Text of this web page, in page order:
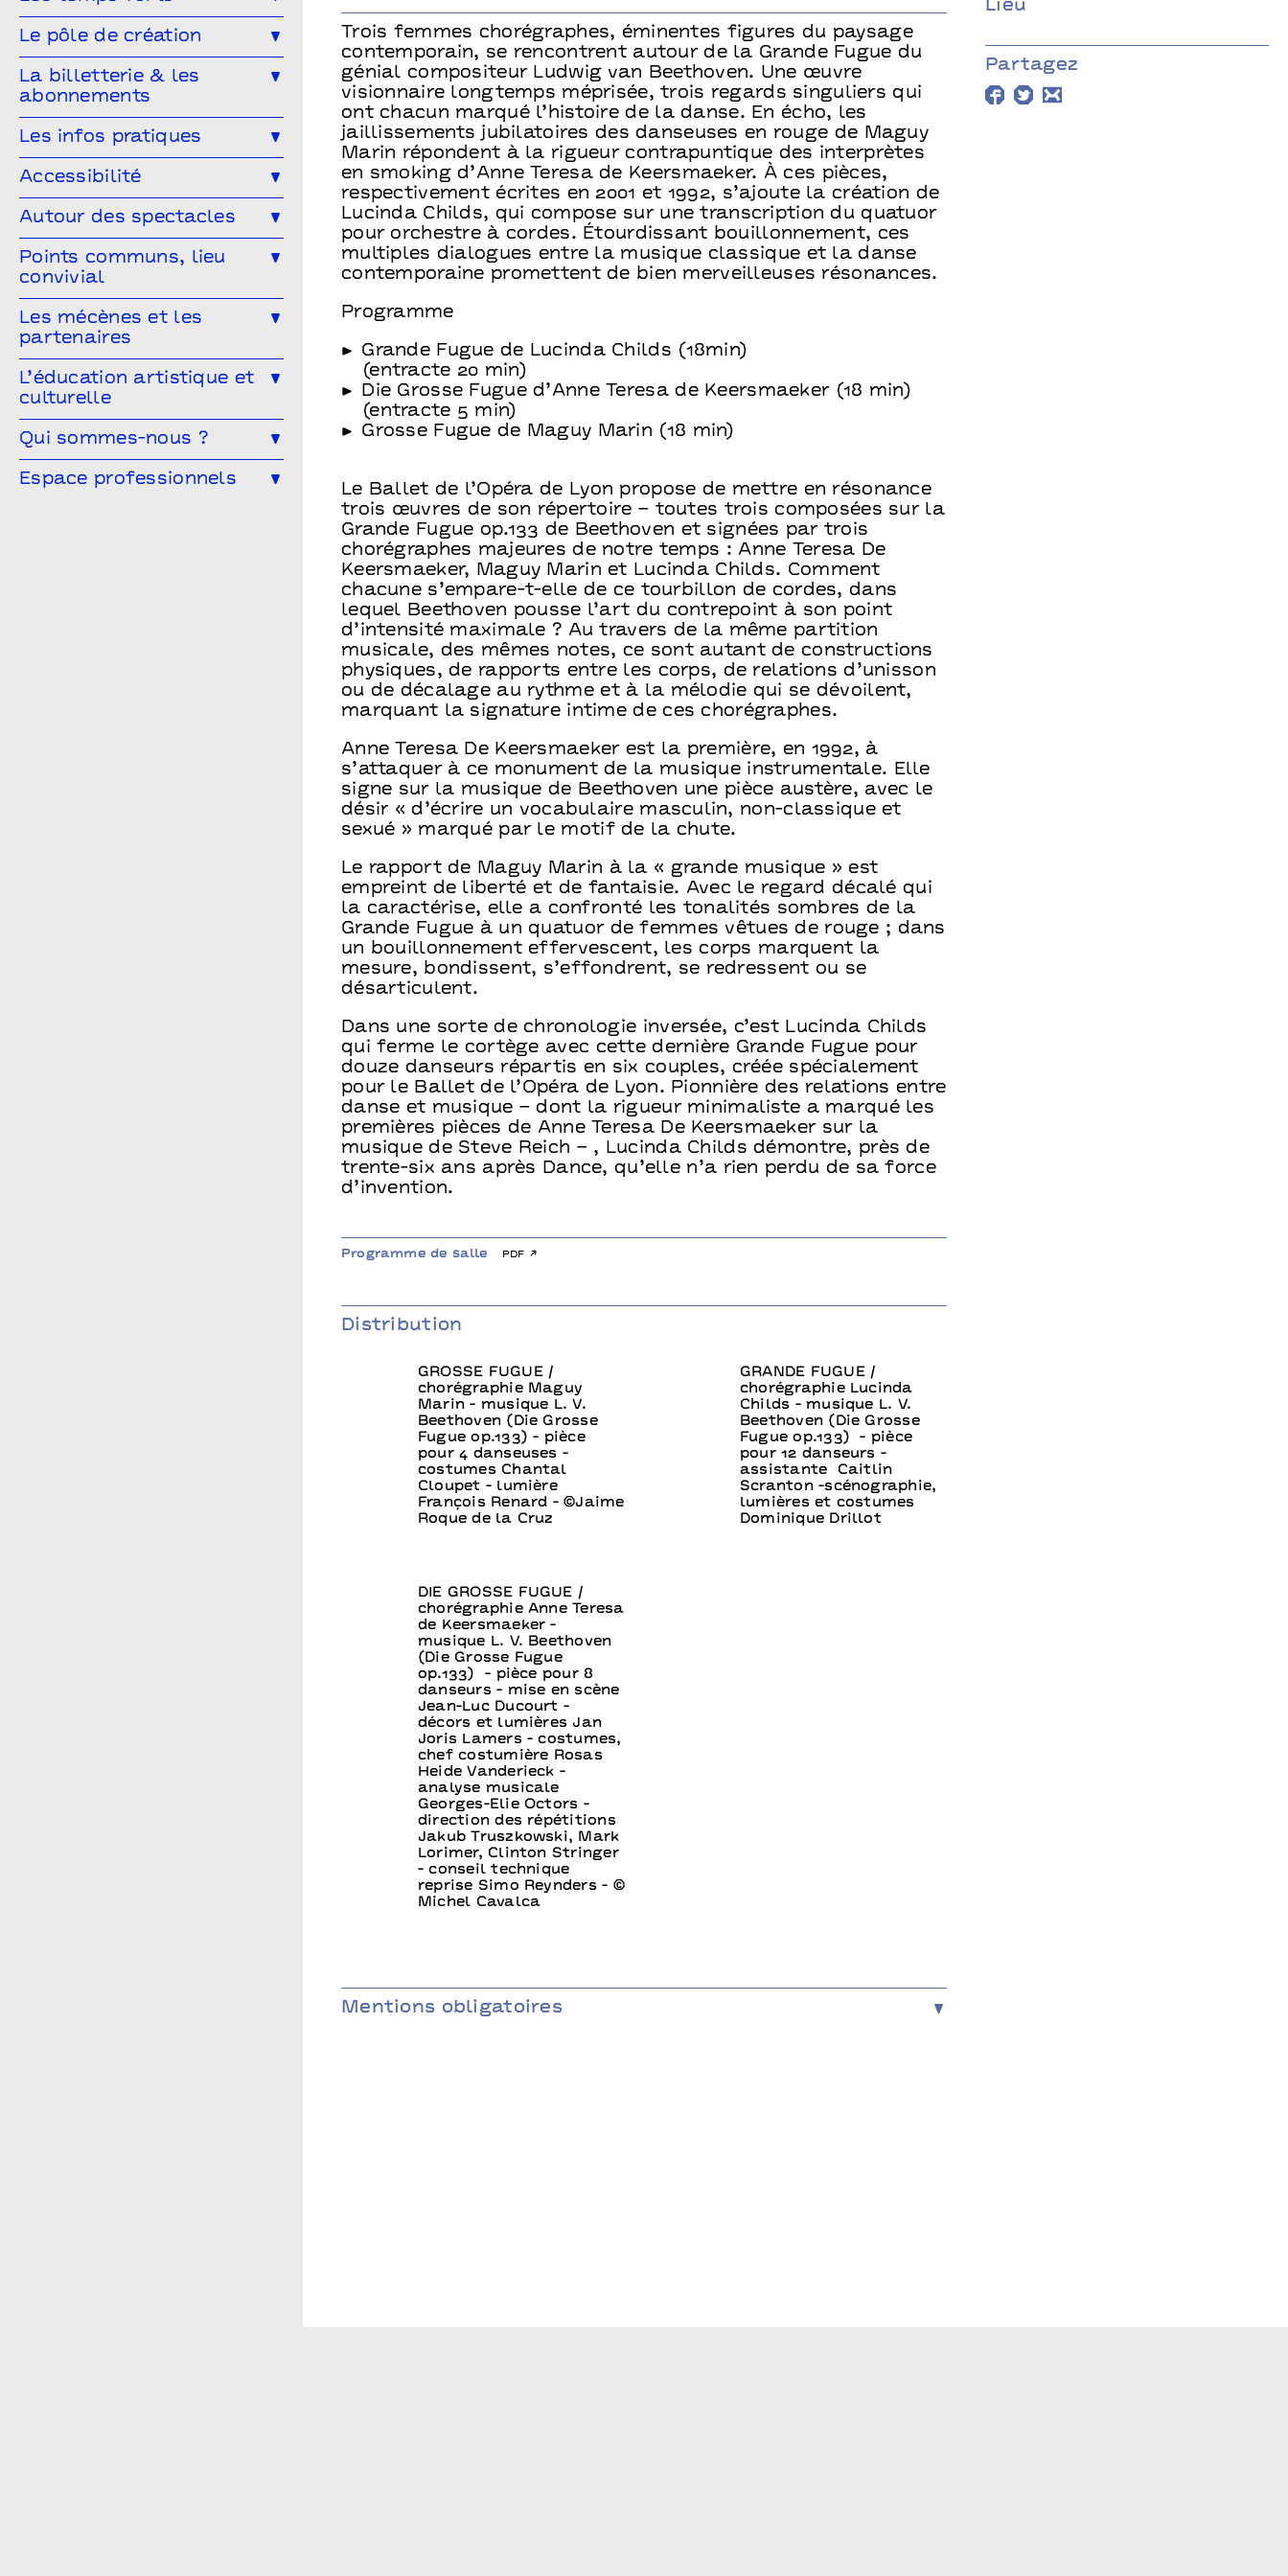
Cirque Magie Espace public
Projet participatif
En famille Ateliers
Génération(s) - Saison #9
Projet participatif : Deblozay
Le pôle de création
Ailleurs & Ici • PIPD
Artistes en résidence 2024-2027
Résidences précédentes
La billetterie & les
abonnements
Comment réserver ? Les tarifs
Vous venez en groupe ?
Les infos pratiques
Venir à Points communs
Hors-les-murs
Accessibilité
L’accessibilité pour tous·tes !
sociale ?
Autour des spectacles
Les ateliers de pratique
Les Conversations
Visitez les théâtres
Points communs, lieu
convivial
Le Mélangeur
Le Service garderie
Les mécènes et les
partenaires
Devenir mécène
Cultivons nos points communs
Les partenaires
L’éducation artistique et
culturelle
L’éducation artistique et culturelle
à Points communs
Vous êtes enseignant·e ?
Qui sommes-nous ?
L’équipe
Espace professionnels
Trois femmes chorégraphes, éminentes figures du paysage
contemporain, se rencontrent autour de la Grande Fugue du
génial compositeur Ludwig van Beethoven. Une œuvre
visionnaire longtemps méprisée, trois regards singuliers qui
ont chacun marqué l’histoire de la danse. En écho, les
jaillissements jubilatoires des danseuses en rouge de Maguy
Marin répondent à la rigueur contrapuntique des interprètes
en smoking d’Anne Teresa de Keersmaeker. À ces pièces,
respectivement écrites en 2001 et 1992, s’ajoute la création de
Lucinda Childs, qui compose sur une transcription du quatuor
pour orchestre à cordes. Étourdissant bouillonnement, ces
multiples dialogues entre la musique classique et la danse
contemporaine promettent de bien merveilleuses résonances.
Programme
Grande Fugue de Lucinda Childs (18min)
(entracte 20 min)
Die Grosse Fugue d’Anne Teresa de Keersmaeker (18 min)
(entracte 5 min)
Grosse Fugue de Maguy Marin (18 min)
Le Ballet de l’Opéra de Lyon propose de mettre en résonance
trois œuvres de son répertoire – toutes trois composées sur la
Grande Fugue op.133 de Beethoven et signées par trois
chorégraphes majeures de notre temps : Anne Teresa De
Keersmaeker, Maguy Marin et Lucinda Childs. Comment
chacune s’empare-t-elle de ce tourbillon de cordes, dans
lequel Beethoven pousse l’art du contrepoint à son point
d’intensité maximale ? Au travers de la même partition
musicale, des mêmes notes, ce sont autant de constructions
physiques, de rapports entre les corps, de relations d’unisson
ou de décalage au rythme et à la mélodie qui se dévoilent,
marquant la signature intime de ces chorégraphes.
Anne Teresa De Keersmaeker est la première, en 1992, à
s’attaquer à ce monument de la musique instrumentale. Elle
signe sur la musique de Beethoven une pièce austère, avec le
désir « d’écrire un vocabulaire masculin, non-classique et
sexué » marqué par le motif de la chute.
Le rapport de Maguy Marin à la « grande musique » est
empreint de liberté et de fantaisie. Avec le regard décalé qui
la caractérise, elle a confronté les tonalités sombres de la
Grande Fugue à un quatuor de femmes vêtues de rouge ; dans
un bouillonnement effervescent, les corps marquent la
mesure, bondissent, s’effondrent, se redressent ou se
désarticulent.
Dans une sorte de chronologie inversée, c’est Lucinda Childs
qui ferme le cortège avec cette dernière Grande Fugue pour
douze danseurs répartis en six couples, créée spécialement
pour le Ballet de l’Opéra de Lyon. Pionnière des relations entre
danse et musique – dont la rigueur minimaliste a marqué les
premières pièces de Anne Teresa De Keersmaeker sur la
musique de Steve Reich – , Lucinda Childs démontre, près de
trente-six ans après Dance, qu’elle n’a rien perdu de sa force
d’invention.
Programme de salle pdf
Distribution
GROSSE FUGUE /
chorégraphie Maguy
Marin - musique L. V.
Beethoven (Die Grosse
Fugue op.133) - pièce
pour 4 danseuses -
costumes Chantal
Cloupet - lumière
François Renard - ©Jaime
Roque de la Cruz
DIE GROSSE FUGUE /
chorégraphie Anne Teresa
de Keersmaeker -
musique L. V. Beethoven
(Die Grosse Fugue
op.133) - pièce pour 8
danseurs - mise en scène
Jean-Luc Ducourt -
décors et lumières Jan
Joris Lamers - costumes,
chef costumière Rosas
Heide Vanderieck -
analyse musicale
Georges-Elie Octors -
direction des répétitions
Jakub Truszkowski, Mark
Lorimer, Clinton Stringer
- conseil technique
reprise Simo Reynders - ©
Michel Cavalca
GRANDE FUGUE /
chorégraphie Lucinda
Childs - musique L. V.
Beethoven (Die Grosse
Fugue op.133) - pièce
pour 12 danseurs -
assistante Caitlin
Scranton -scénographie,
lumières et costumes
Dominique Drillot
Mentions obligatoires
Lieu
Partagez